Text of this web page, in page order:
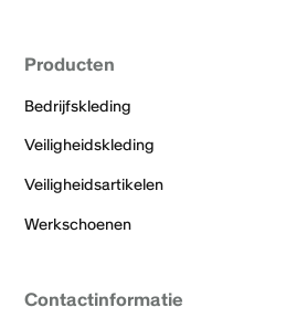
Producten
Bedrijfskleding
Veiligheidskleding
Veiligheidsartikelen
Werkschoenen
Contactinformatie